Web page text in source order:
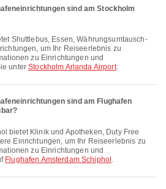
sind am Stockholm
um Ihr Reiseerlebnis zu
zu Einrichtungen und
unterStockholm Arlanda Airport.
sind am Flughafen
Einrichtungen, um Ihr Reiseerlebnis zu
zu Einrichtungen und
Flughafen Amsterdam Schiphol .